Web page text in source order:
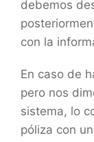
debemos
con la
En caso de
pero nos
sistema, lo
póliza con